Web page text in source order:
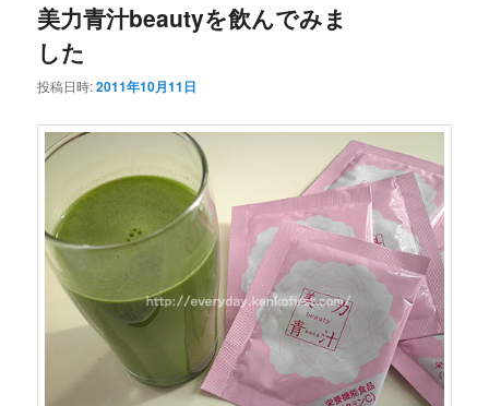
美力青汁beautyを飲んでみま
した
投稿日時:2011年10月11日